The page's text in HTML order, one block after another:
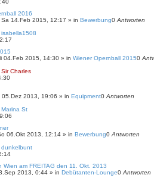
2016
Sa 14.Feb 2015, 12:17 » in Bewerbung0 Antworten
isabella1508
04.Feb 2015, 14:30 » in Wiener Opernball 20150
Sir Charles
05.Dez 2013, 19:06 » in Equipment0 Antworten
Marina St
06.Okt 2013, 12:14 » in Bewerbung0 Antworten
dunkelbunt
Wien am FREITAG den 11. Okt. 2013
2013, 0:44 » in Debütanten-Lounge0 Antworten